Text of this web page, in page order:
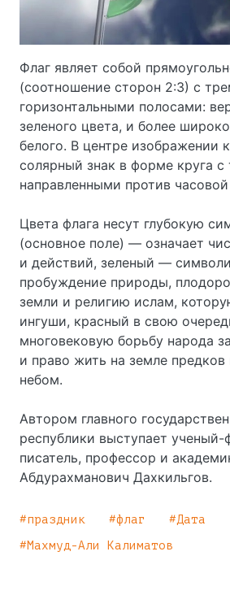
Флаг являет собой
(соотношение сторон 2:3) с
горизонтальными полосами:
зеленого цвета, и более
белого. В центре изображении
солярный знак в форме круга с
направленными против
Цвета флага несут глубокую
(основное поле) — означает
и действий, зеленый —
пробуждение природы,
земли и религию ислам,
ингуши, красный в свою
многовековую борьбу народа
и право жить на земле
небом.
Автором главного
республики выступает ученый-
писатель, профессор и
Абдурахманович Дахкильгов.
праздник флаг
Дата
Махмуд-Али Калиматов